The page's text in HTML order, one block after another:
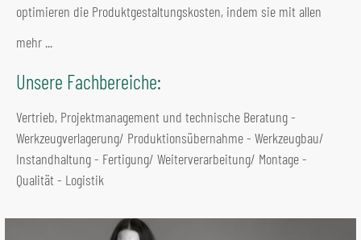
optimieren die Produktgestaltungskosten, indem sie mit allen
mehr ...
Unsere Fachbereiche:
Vertrieb, Projektmanagement und technische Beratung -
Werkzeugverlagerung/ Produktionsübernahme - Werkzeugbau/
Instandhaltung - Fertigung/ Weiterverarbeitung/ Montage -
Qualität - Logistik